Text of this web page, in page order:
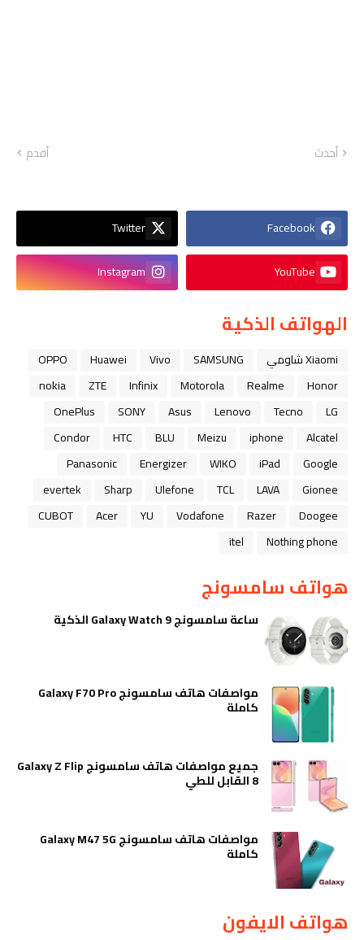
أحدث أقدم
Facebook
Twitter
YouTube
Instagram
الهواتف الذكية
Xiaomi شاومي SAMSUNG
Vivo
Huawei
OPPO
Honor
Realme
Motorola
Infinix
ZTE
nokia
LG
Tecno
Lenovo
Asus
SONY
OnePlus
Alcatel
iphone
Meizu
BLU
HTC
Condor
Google
iPad
WIKO
Energizer
Panasonic
Gionee
LAVA
TCL
Ulefone
Sharp
evertek
Doogee
Razer
Vodafone
YU
Acer
CUBOT
Nothing phone
itel
هواتف سامسونج
ساعة سامسونج Galaxy Watch 9 الذكية
مواصفات هاتف سامسونج Galaxy F70 Pro
كاملة
جميع مواصفات هاتف سامسونج Galaxy Z Flip
8 القابل للطي
مواصفات هاتف سامسونج Galaxy M47 5G
كاملة
هواتف الايفون